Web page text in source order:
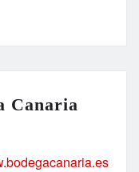
Canaria